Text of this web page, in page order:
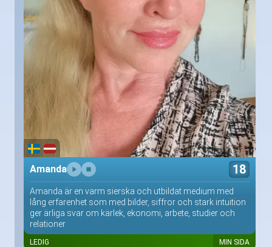
Amanda 18
Amanda är en varm sierska och utbildat medium med
lång erfarenhet som med bilder, siffror och stark intuition
ger ärliga svar om kärlek, ekonomi, arbete, studier och
relationer
LEDIG MIN SIDA